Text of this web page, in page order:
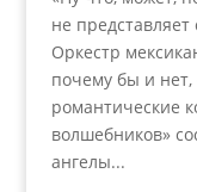
не
Оркестр
почему бы и
романтические
волшебников»
ангелы...